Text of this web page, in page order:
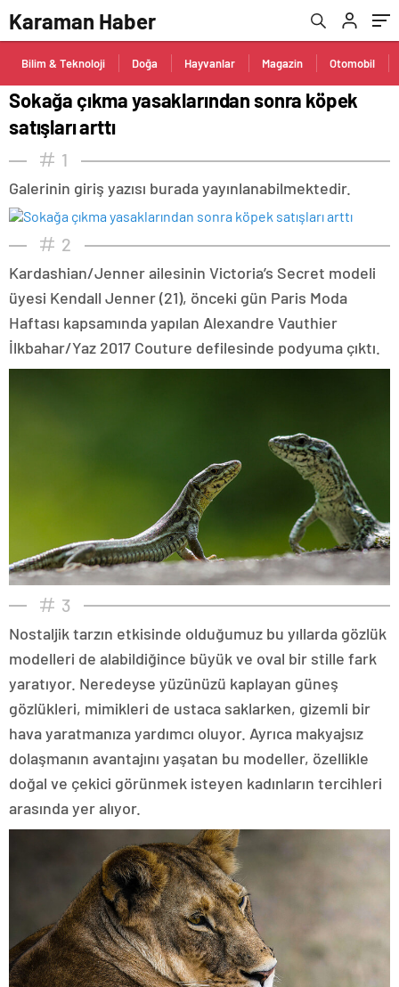
Karaman Haber
Bilim & Teknoloji Doğa Hayvanlar Magazin Otomobil
Sokağa çıkma yasaklarından sonra köpek
satışları arttı
1
Galerinin giriş yazısı burada yayınlanabilmektedir.
2
Kardashian/Jenner ailesinin Victoria’s Secret modeli
üyesi Kendall Jenner (21), önceki gün Paris Moda
Haftası kapsamında yapılan Alexandre Vauthier
İlkbahar/Yaz 2017 Couture defilesinde podyuma çıktı.
3
Nostaljik tarzın etkisinde olduğumuz bu yıllarda gözlük
modelleri de alabildiğince büyük ve oval bir stille fark
yaratıyor. Neredeyse yüzünüzü kaplayan güneş
gözlükleri, mimikleri de ustaca saklarken, gizemli bir
hava yaratmanıza yardımcı oluyor. Ayrıca makyajsız
dolaşmanın avantajını yaşatan bu modeller, özellikle
doğal ve çekici görünmek isteyen kadınların tercihleri
arasında yer alıyor.